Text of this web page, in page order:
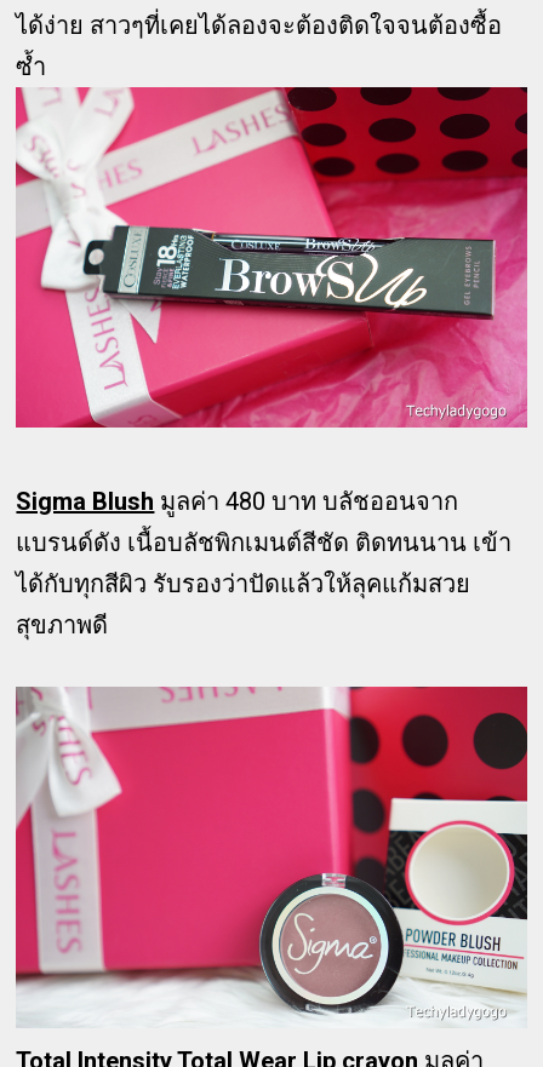
ได้ง่าย สาวๆที่เคยได้ลองจะต้องติดใจจนต้องซื้อ
ซ้ำ
Sigma Blush มูลค่า 480 บาท บลัชออนจาก
แบรนด์ดัง เนื้อบลัชพิกเมนต์สีชัด ติดทนนาน เข้า
ได้กับทุกสีผิว รับรองว่าปัดแล้วให้ลุคแก้มสวย
สุขภาพดี
Total Intensity Total Wear Lip crayon มูลค่า